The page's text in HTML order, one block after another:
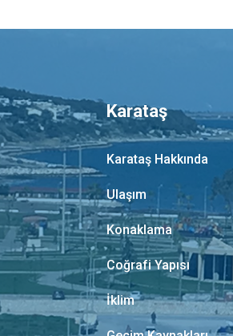
Karataş
Karataş Hakkında
Ulaşım
Konaklama
Coğrafi Yapısı
İklim